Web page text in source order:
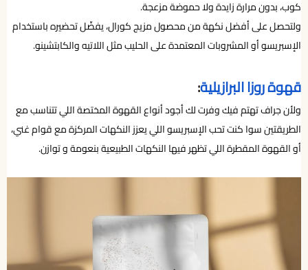
كوب، بدون مرارة زايدة ولا حموضة مزعجة.
ولتحصل على أفضل نكهة من محصول مزيج كورال، يفضّل تحضيره باستخدام
الإسبريسو أو المشروبات المعتمدة على الحليب مثل اللاتيه والكابتشينو.
قهوة روزا البرازيلية:
ولأن جراف تهتم فيك وفرت لك أجود أنواع القهوة المختصة اللي تتناسب مع
الطريقتين سوا كنت تحب الإسبريسو اللي يعزز النكهات المركزة مع قوام غني،
أو القهوة المقطرة اللي تظهر فيها النكهات الطبيعية بنعومة و توازن.